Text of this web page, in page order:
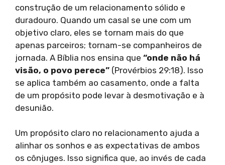
construção de um relacionamento sólido e
duradouro. Quando um casal se une com um
objetivo claro, eles se tornam mais do que
apenas parceiros; tornam-se companheiros de
jornada. A Bíblia nos ensina que “onde não há
visão, o povo perece” (Provérbios 29:18). Isso
se aplica também ao casamento, onde a falta
de um propósito pode levar à desmotivação e à
desunião.
Um propósito claro no relacionamento ajuda a
alinhar os sonhos e as expectativas de ambos
os cônjuges. Isso significa que, ao invés de cada